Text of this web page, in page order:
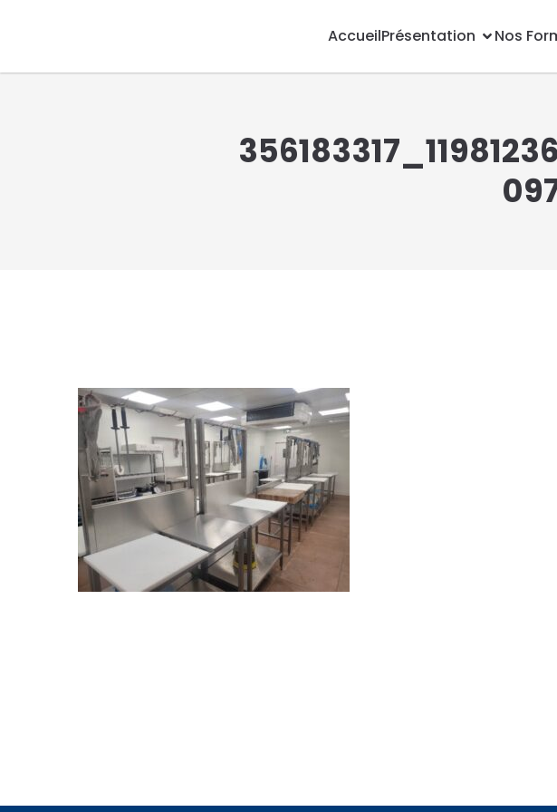
AccueilPrésentation Nos